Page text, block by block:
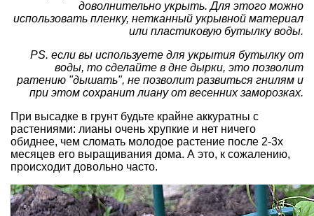
доволнительно укрыть. Для этого можно
использовать пленку, нетканный укрывной материал
или пластиковую бутылку воды.
PS. если вы используете для укрытия бутылку от
воды, то сделайте в дне дырки, это позволит
ратению "дышать", не позволит развиться гнилям и
при этом сохранит лиану от весенних заморозках.
При высадке в грунт будьте крайне аккуратны с
растениями: лианы очень хрупкие и нет ничего
обиднее, чем сломать молодое растение после 2-3х
месяцев его выращивания дома. А это, к сожалению,
происходит довольно часто.